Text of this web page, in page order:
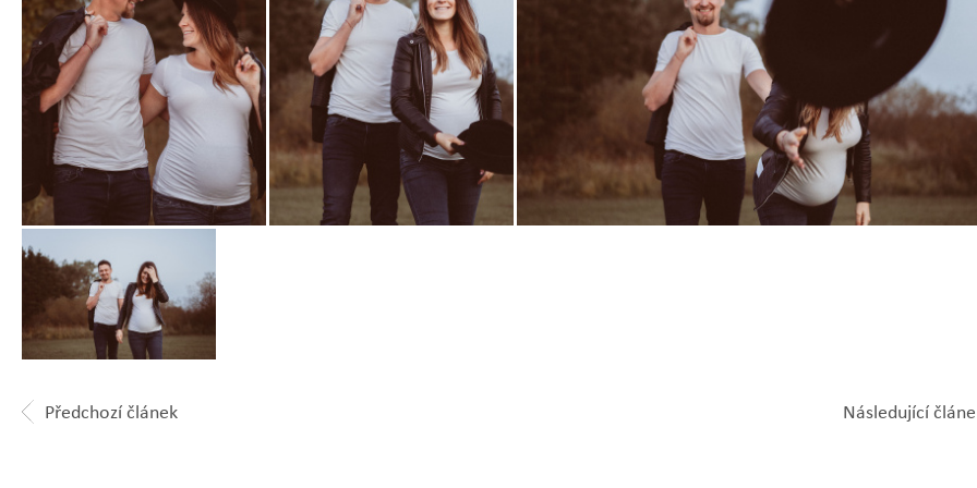
Zobrazit
fotografii
Zobrazit
fotografii
fotografii
Předchozí článek Následující